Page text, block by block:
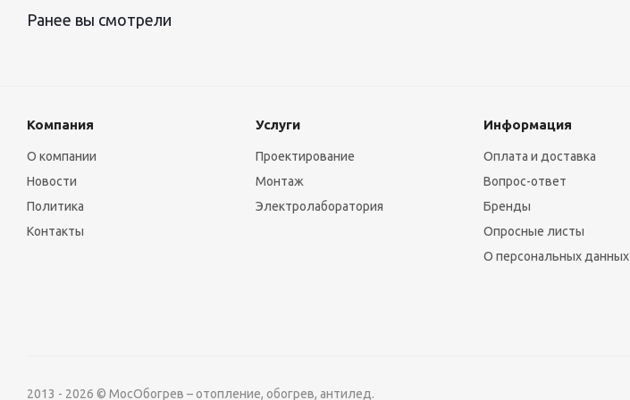
Ранее вы смотрели
Компания
О компании
Новости
Политика
Контакты
Услуги
Проектирование
Монтаж
Электролаборатория
Информация
Оплата и доставка
Вопрос-ответ
Бренды
Опросные листы
О персональных данных
2013 - 2026 © МосОбогрев – отопление, обогрев, антилед.